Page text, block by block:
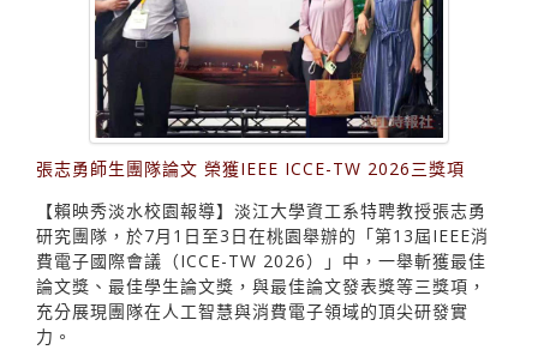
張志勇師生團隊論文 榮獲IEEE ICCE-TW 2026三獎項
【賴映秀淡水校園報導】淡江大學資工系特聘教授張志勇
研究團隊，於7月1日至3日在桃園舉辦的「第13屆IEEE消
費電子國際會議（ICCE-TW 2026）」中，一舉斬獲最佳
論文獎、最佳學生論文獎，與最佳論文發表獎等三獎項，
充分展現團隊在人工智慧與消費電子領域的頂尖研發實
力。